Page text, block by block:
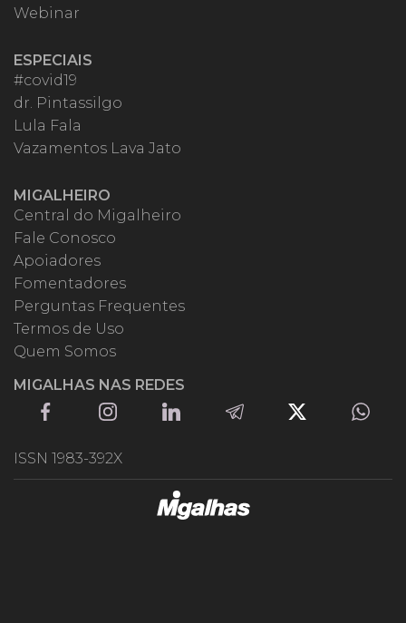
Webinar
ESPECIAIS
#covid19
dr. Pintassilgo
Lula Fala
Vazamentos Lava Jato
MIGALHEIRO
Central do Migalheiro
Fale Conosco
Apoiadores
Fomentadores
Perguntas Frequentes
Termos de Uso
Quem Somos
MIGALHAS NAS REDES
ISSN 1983-392X